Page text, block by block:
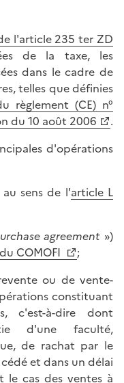
l'article 235 ter ZD
de la taxe, les
dans le cadre de
telles que définies
règlement (CE) n°
du 10 août 2006
.
d'opérations
sens de l'article L
agreement »)
COMOFI
;
ou de vente-
constituant
c'est-à-dire dont
d'une faculté,
de rachat par le
et dans un délai
le cas des ventes à